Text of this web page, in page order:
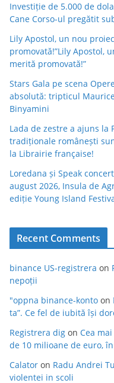
Investiție de 5.000 de
Cane Corso-ul pregătit
Lily Apostol, un nou
promovată!”Lily Apostol,
merită promovată!”
Stars Gala pe scena
absolută: tripticul
Binyamini
Lada de zestre a ajuns
tradiționale românești
la Librairie française!
Loredana și Speak
august 2026, Insula de
ediție Young Island
Recent Comments
binance US-registrera on
nepoții
"oppna binance-konto on
ta”. Ce fel de iubită își
Registrera dig on Cea
de 10 milioane de euro,
Calator on Radu Andrei
violentei in scoli